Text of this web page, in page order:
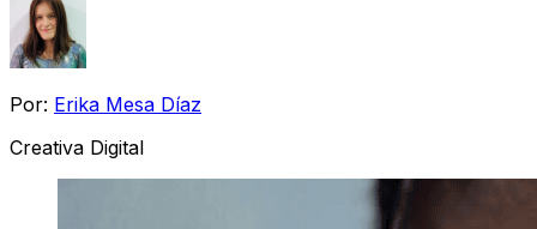
Por: Erika Mesa Díaz
Creativa Digital